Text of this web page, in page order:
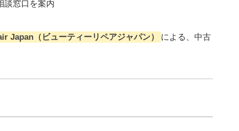
談窓口を案内
Japan（ビューティーリペアジャパン）
による、中古